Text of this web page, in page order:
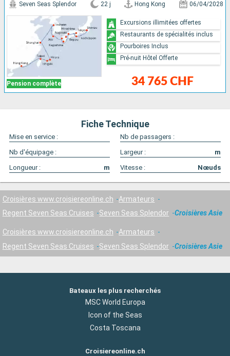
Pension complète
Seven Seas Splendor 22 j Hong Kong 06/04/2028
34 765 CHF
Excursions illimitées offertes
Restaurants de spécialités inclus
Pourboires Inclus
Pré-nuit Hôtel Offerte
Fiche Technique
Mise en service :
Nb de passagers :
Nb d'équipage :
Largeur :
m
Longueur :
m Vitesse : Nœuds
Croisières www.croisiereonline.ch
Armateurs
Regent Seven Seas Cruises
Seven Seas Splendor Croisières Asie
Croisières www.croisiereonline.ch
Armateurs
Regent Seven Seas Cruises
Seven Seas Splendor Croisières Asie
Bateaux les plus recherchés
MSC World Europa
Icon of the Seas
Costa Toscana
Croisiereonline.ch